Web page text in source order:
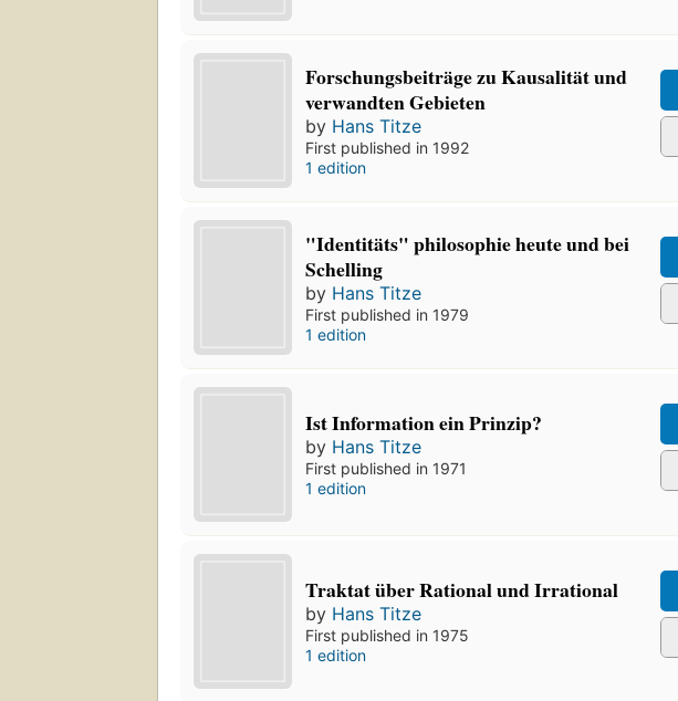
Forschungsbeiträge zu Kausalität und
verwandten Gebieten
by Hans Titze
First published in 1992
1 edition
"Identitäts" philosophie heute und bei
Schelling
by Hans Titze
First published in 1979
1 edition
Ist Information ein Prinzip?
by Hans Titze
First published in 1971
1 edition
Traktat über Rational und Irrational
by Hans Titze
First published in 1975
1 edition